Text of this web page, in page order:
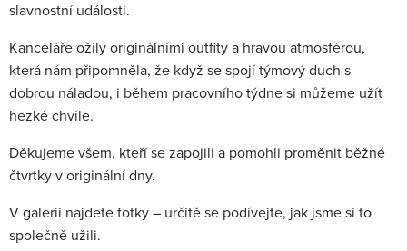
slavnostní události.
Kanceláře ožily originálními outfity a hravou atmosférou,
která nám připomněla, že když se spojí týmový duch s
dobrou náladou, i během pracovního týdne si můžeme užít
hezké chvíle.
Děkujeme všem, kteří se zapojili a pomohli proměnit běžné
čtvrtky v originální dny.
V galerii najdete fotky – určitě se podívejte, jak jsme si to
společně užili.